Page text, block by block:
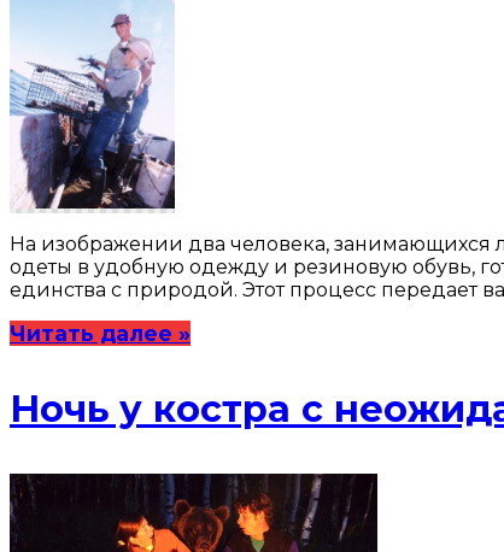
На изображении два человека, занимающихся
одеты в удобную одежду и резиновую обувь,
единства с природой. Этот процесс передает
Читать далее »
Ночь у костра с